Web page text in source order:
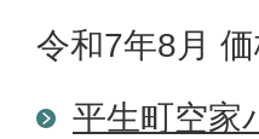
令和7年8月
平生町空家